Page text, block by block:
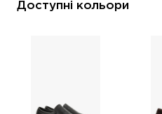
Доступні кольори